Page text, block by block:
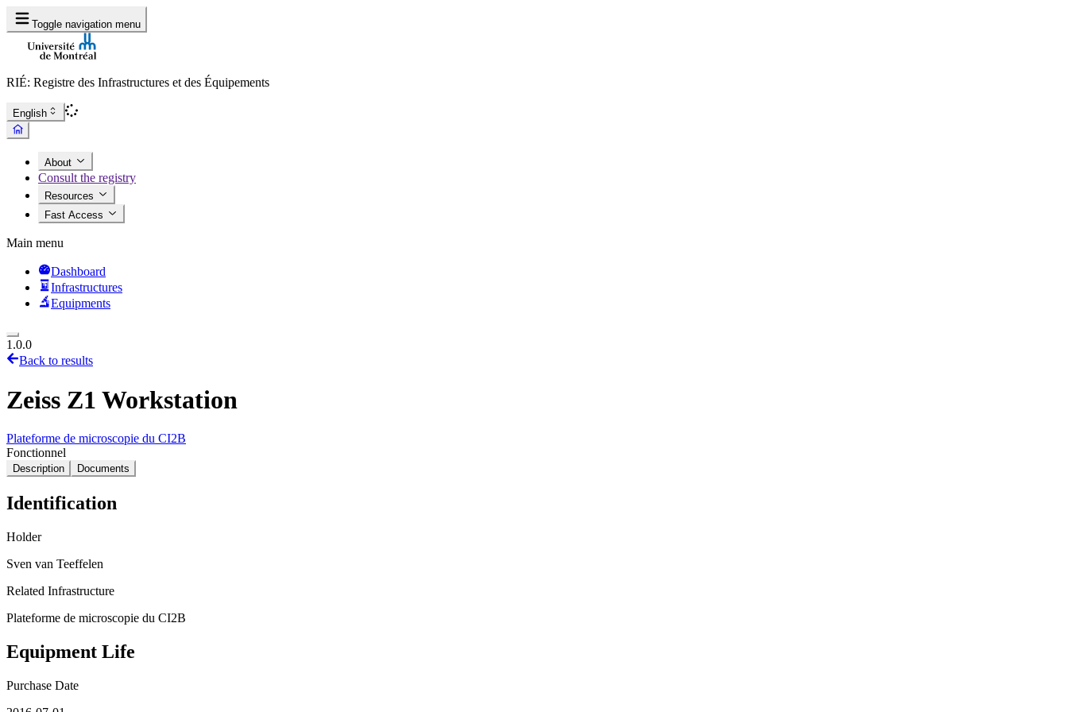
Toggle navigation menu
RIÉ: Registre des Infrastructures et des Équipements
English
About
Consult the registry
Resources
Fast Access
Main menu
Dashboard
Infrastructures
Equipments
1.0.0
Back to results
Zeiss Z1 Workstation
Plateforme de microscopie du CI2B
Fonctionnel
Description Documents
Identification
Holder
Sven van Teeffelen
Related Infrastructure
Plateforme de microscopie du CI2B
Equipment Life
Purchase Date